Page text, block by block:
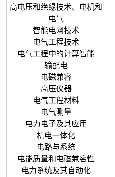
高电压和绝缘技术、电机和
电气
智能电网技术
电气工程技术
电气工程中的计算智能
输配电
电磁兼容
高压仪器
电气工程材料
电气测量
电力电子及其应用
机电一体化
电路与系统
电能质量和电磁兼容性
电力系统及其自动化